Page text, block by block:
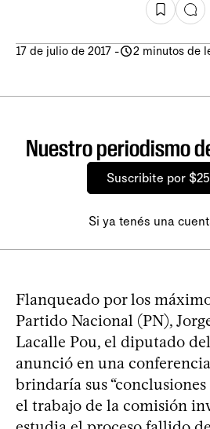
17 de julio de 2017 - 2 minutos de
Nuestro periodismo
Suscribite por
Si ya tenés una
Flanqueado por los
Partido Nacional (PN),
Lacalle Pou, el diputado
anunció en una
brindaría sus
el trabajo de la comisión